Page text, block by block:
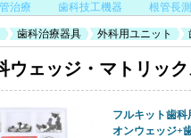
治療 歯科技工機器 根管長
歯科治療器具 外科用ユニット
ウェッジ・マトリック
フルキット歯科
オンウェッジ+